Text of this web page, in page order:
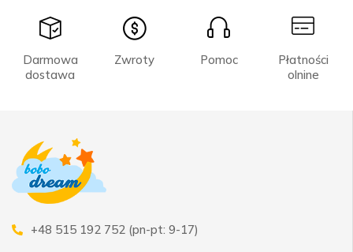
Darmowa
dostawa
Zwroty Pomoc
Płatności
olnine
+48 515 192 752 (pn-pt: 9-17)